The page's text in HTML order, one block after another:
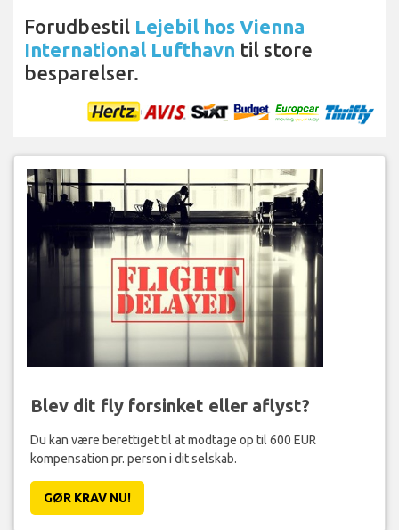
Forudbestil Lejebil hos Vienna
International Lufthavn til store
besparelser.
Blev dit fly forsinket eller aflyst?
Du kan være berettiget til at modtage op til 600 EUR
kompensation pr. person i dit selskab.
GØR KRAV NU!